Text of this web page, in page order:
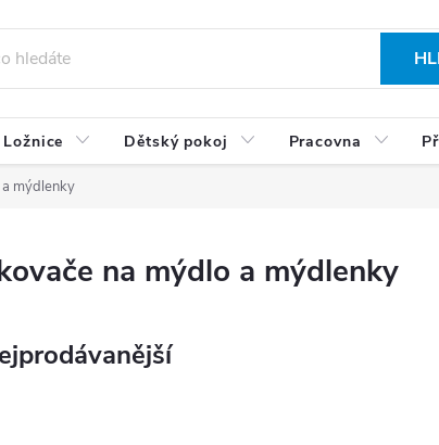
Ložnice Dětský pokoj Pracovna
mýdlenky
na mýdlo a mýdlenky